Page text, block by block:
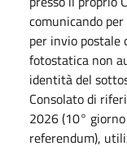
comunicando
per invio postale
fotostatica non
identità del
Consolato di
2026 (10°
referendum),